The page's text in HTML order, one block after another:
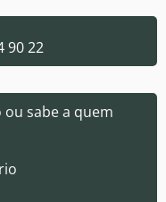
90 22
sabe a quem